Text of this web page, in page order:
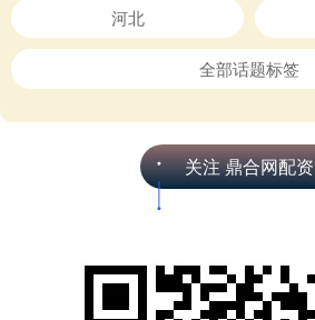
河北
全部话题标签
关注 鼎合网配资